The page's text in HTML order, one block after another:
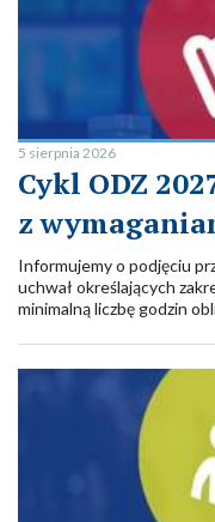
5 sierpnia 2026
Cykl ODZ
z
Informujemy o podjęciu
uchwał określających
minimalną liczbę godzin
sprawozdań finansowych
zrównoważonego rozwoju
rozliczeniowego